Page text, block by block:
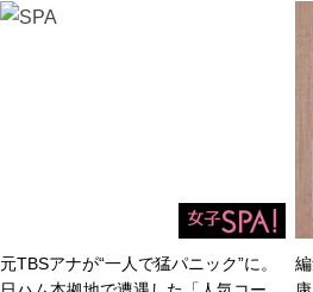
元TBSアナが“一人で猛パニック”に。